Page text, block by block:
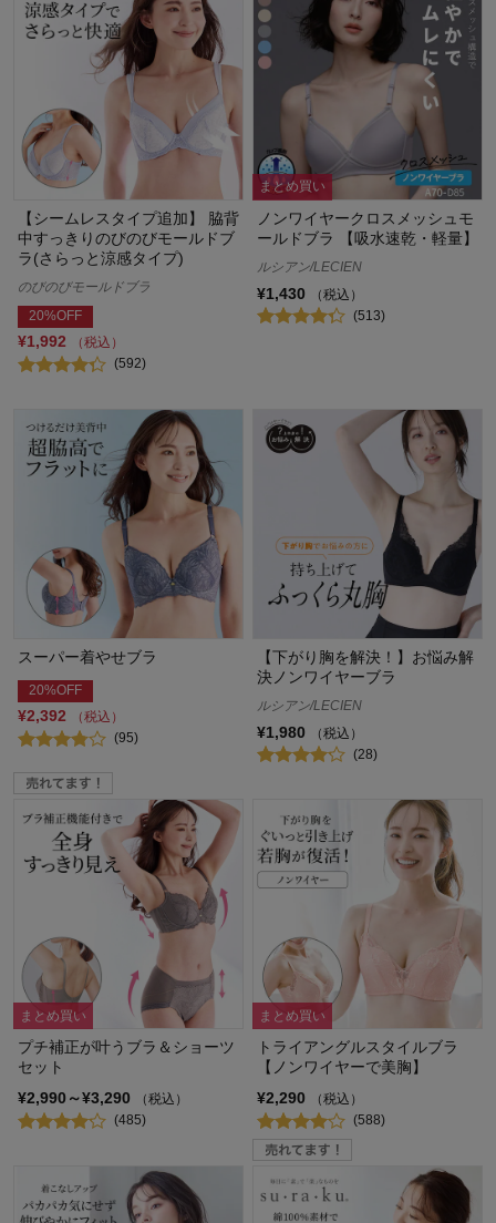
【シームレスタイプ追加】 脇背
中すっきりのびのびモールドブ
ラ(さらっと涼感タイプ)
のびのびモールドブラ
20%OFF
¥1,992
（税込）
(592)
まとめ買い
ノンワイヤークロスメッシュモ
ールドブラ 【吸水速乾・軽量】
ルシアン/LECIEN
¥1,430
（税込）
(513)
スーパー着やせブラ
20%OFF
¥2,392
（税込）
(95)
【下がり胸を解決！】お悩み解
決ノンワイヤーブラ
ルシアン/LECIEN
¥1,980
（税込）
(28)
まとめ買い
プチ補正が叶うブラ＆ショーツ
セット
¥2,990～¥3,290
（税込）
(485)
まとめ買い
トライアングルスタイルブラ
【ノンワイヤーで美胸】
¥2,290
（税込）
(588)